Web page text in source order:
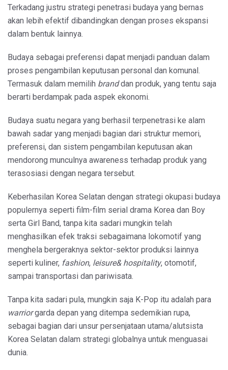
Terkadang justru strategi penetrasi budaya yang bernas
akan lebih efektif dibandingkan dengan proses ekspansi
dalam bentuk lainnya.
Budaya sebagai preferensi dapat menjadi panduan dalam
proses pengambilan keputusan personal dan komunal.
Termasuk dalam memilih branddan produk, yang tentu saja
berarti berdampak pada aspek ekonomi.
Budaya suatu negara yang berhasil terpenetrasi ke alam
bawah sadar yang menjadi bagian dari struktur memori,
preferensi, dan sistem pengambilan keputusan akan
mendorong munculnya awareness terhadap produk yang
terasosiasi dengan negara tersebut.
Keberhasilan Korea Selatan dengan strategi okupasi budaya
populernya seperti film-film serial drama Korea dan Boy
serta Girl Band, tanpa kita sadari mungkin telah
menghasilkan efek traksi sebagaimana lokomotif yang
menghela bergeraknya sektor-sektor produksi lainnya
seperti kuliner, fashion, leisure& hospitality, otomotif,
sampai transportasi dan pariwisata.
Tanpa kita sadari pula, mungkin saja K-Pop itu adalah para
warriorgarda depan yang ditempa sedemikian rupa,
sebagai bagian dari unsur persenjataan utama/alutsista
Korea Selatan dalam strategi globalnya untuk menguasai
dunia.